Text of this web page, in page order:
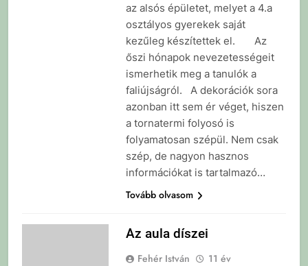
az alsós épületet, melyet a 4.a
osztályos gyerekek saját
kezűleg készítettek el. Az
őszi hónapok nevezetességeit
ismerhetik meg a tanulók a
faliújságról. A dekorációk sora
azonban itt sem ér véget, hiszen
a tornatermi folyosó is
folyamatosan szépül. Nem csak
szép, de nagyon hasznos
információkat is tartalmazó…
Tovább olvasom
Az aula díszei
Fehér István
11 év